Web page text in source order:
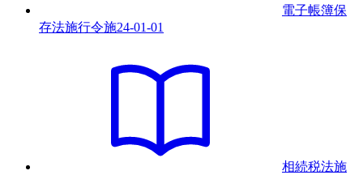
電子帳簿保
存法施行令施24-01-01
相続税法施